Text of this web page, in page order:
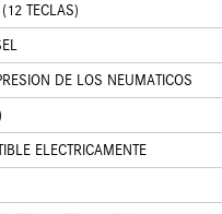
TECLAS)
DE LOS NEUMATICOS
ELECTRICAMENTE